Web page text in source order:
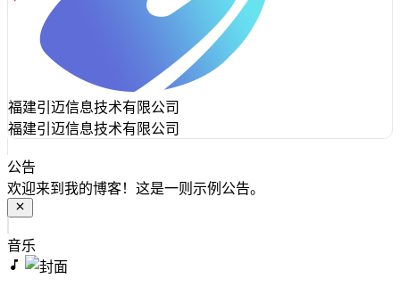
福建引迈信息技术有限公司
福建引迈信息技术有限公司
公告
欢迎来到我的博客！这是一则示例公告。
音乐